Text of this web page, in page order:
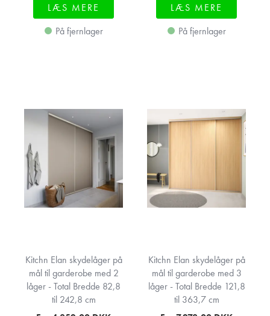
LÆS MERE
På fjernlager
LÆS MERE
På fjernlager
Kitchn Elan skydelåger på
mål til garderobe med 2
låger - Total Bredde 82,8
til 242,8 cm
Kitchn Elan skydelåger på
mål til garderobe med 3
låger - Total Bredde 121,8
til 363,7 cm